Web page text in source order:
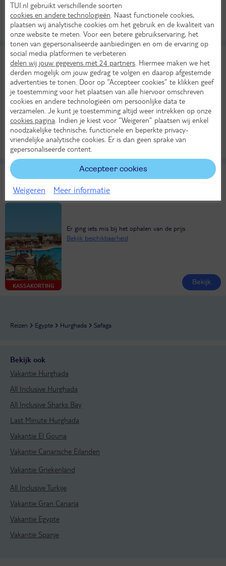
KASSAKORTING Bekijk
Lotus Bay Beach Resort
Egypte Hurghada Safaga
KASSAKORTING
Er ging iets mis bij het ophalen van de prijs
Bekijk beschikbaarheid
Menaville Safaga
Egypte Hurghada Safaga
KASSAKORTING
Er ging iets mis bij het ophalen van de prijs
Bekijk beschikbaarheid
Bekijk
Reizen Egypte Hurghada Safaga
Bekijk ook
Vakantie Hurghada
All Inclusive Hurghada
All Inclusive Sharks Bay
Last Minute Hurghada
Vakantie El Gouna
Vakantie Canarische Eilanden
Vakantie Griekenland
All Inclusive Turkije
Vakantie Gran Canaria
Vakantie Egypte
Vakantie Spanje
TUI.nl gebruikt verschillende soorten
cookies en andere technologieën . Naast functionele cookies,
plaatsen wij analytische cookies om het gebruik en de kwaliteit van
onze website te meten. Voor een betere gebruikservaring, het
tonen van gepersonaliseerde aanbiedingen en om de ervaring op
social media platformen te verbeteren
delen wij jouw gegevens met 24 partners . Hiermee maken we het
derden mogelijk om jouw gedrag te volgen en daarop afgestemde
advertenties te tonen. Door op “Accepteer cookies” te klikken geef
je toestemming voor het plaatsen van alle hiervoor omschreven
cookies en andere technologieën om persoonlijke data te
verzamelen. Je kunt je toestemming altijd weer intrekken op onze
cookies pagina . Indien je kiest voor “Weigeren” plaatsen wij enkel
noodzakelijke technische, functionele en beperkte privacy-
vriendelijke analytische cookies. Er is dan geen sprake van
gepersonaliseerde content.
Accepteer cookies
Weigeren Meer informatie